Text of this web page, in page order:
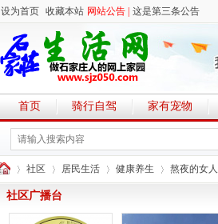
设为首页 收藏本站 网站公告 | 这是第三条公告
首页 骑行自驾 家有宠物
社区 居民生活 健康养生 熬夜的女
社区广播台